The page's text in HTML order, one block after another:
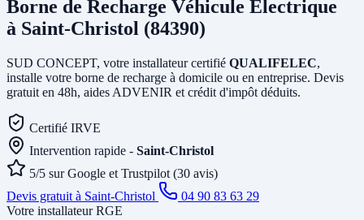
Borne de Recharge Véhicule Électrique
à Saint-Christol (84390)
SUD CONCEPT, votre installateur certifié QUALIFELEC,
installe votre borne de recharge à domicile ou en entreprise. Devis
gratuit en 48h, aides ADVENIR et crédit d'impôt déduits.
Certifié IRVE
Intervention rapide - Saint-Christol
5/5 sur Google et Trustpilot (30 avis)
Devis gratuit à Saint-Christol
04 90 83 63 29
Votre installateur RGE